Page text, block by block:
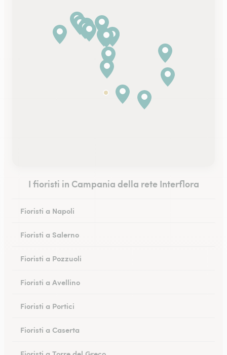
I fioristi in Campania della rete Interflora
Fioristi a Napoli
Fioristi a Salerno
Fioristi a Pozzuoli
Fioristi a Avellino
Fioristi a Portici
Fioristi a Caserta